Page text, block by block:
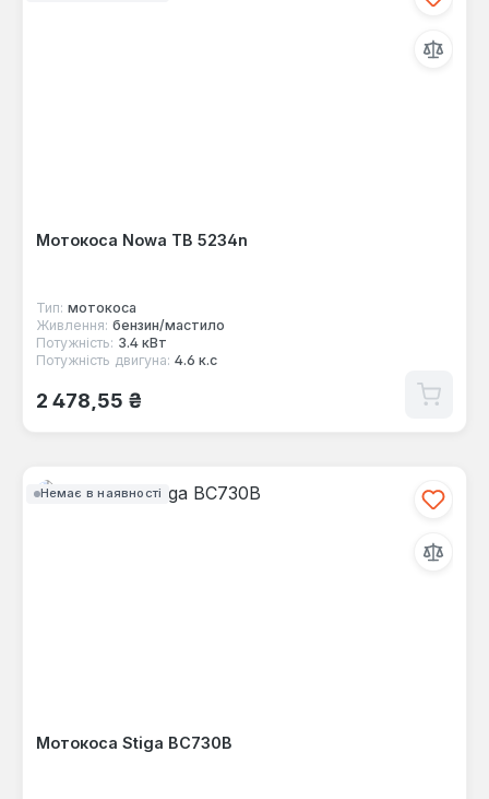
Мотокоса Nowa TB 5234n
Тип: мотокоса
Живлення: бензин/мастило
Потужність: 3.4 кВт
Потужність двигуна: 4.6 к.с
Звичайна ціна:
2 478,55 ₴
Немає в наявності
Мотокоса Stiga BC730B